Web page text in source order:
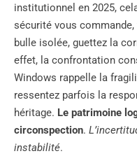
institutionnel en 2025,
sécurité vous
bulle isolée, guettez la
effet, la confrontation
Windows rappelle la
ressentez parfois la
héritage. Le patrimoine
circonspection.
instabilité.